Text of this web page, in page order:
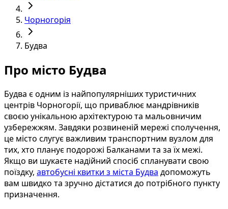
Чорногорія
Будва
Про місто Будва
Будва є одним із найпопулярніших туристичних
центрів Чорногорії, що приваблює мандрівників
своєю унікальною архітектурою та мальовничим
узбережжям. Завдяки розвиненій мережі сполучення,
це місто слугує важливим транспортним вузлом для
тих, хто планує подорожі Балканами та за їх межі.
Якщо ви шукаєте надійний спосіб спланувати свою
поїздку, автобусні квитки з міста Будва допоможуть
вам швидко та зручно дістатися до потрібного пункту
призначення.